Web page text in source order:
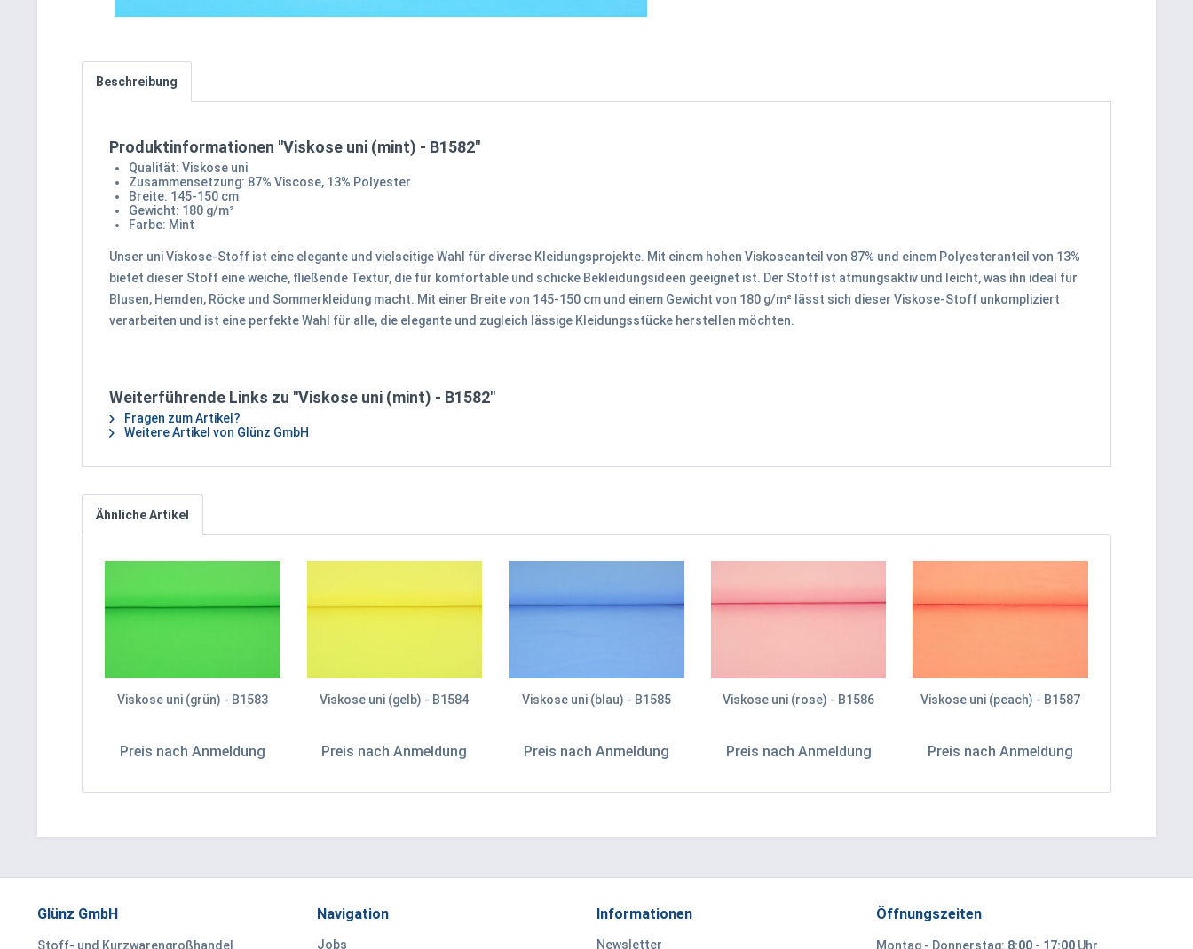
Beschreibung
Produktinformationen "Viskose uni (mint) - B1582"
Qualität: Viskose uni
Zusammensetzung: 87% Viscose, 13% Polyester
Breite: 145-150 cm
Gewicht: 180 g/m²
Farbe: Mint
Unser uni Viskose-Stoff ist eine elegante und vielseitige Wahl für diverse Kleidungsprojekte. Mit einem hohen Viskoseanteil von 87% und einem Polyesteranteil von 13%
bietet dieser Stoff eine weiche, fließende Textur, die für komfortable und schicke Bekleidungsideen geeignet ist. Der Stoff ist atmungsaktiv und leicht, was ihn ideal für
Blusen, Hemden, Röcke und Sommerkleidung macht. Mit einer Breite von 145-150 cm und einem Gewicht von 180 g/m² lässt sich dieser Viskose-Stoff unkompliziert
verarbeiten und ist eine perfekte Wahl für alle, die elegante und zugleich lässige Kleidungsstücke herstellen möchten.
Weiterführende Links zu "Viskose uni (mint) - B1582"
Fragen zum Artikel?
Weitere Artikel von Glünz GmbH
Ähnliche Artikel
Viskose uni (grün) - B1583
Preis nach Anmeldung
Viskose uni (gelb) - B1584
Preis nach Anmeldung
Viskose uni (blau) - B1585
Preis nach Anmeldung
Viskose uni (rose) - B1586
Preis nach Anmeldung
Viskose uni (peach) - B1587
Preis nach Anmeldung
Glünz GmbH
Stoff- und Kurzwarengroßhandel
Navigation
Jobs
Informationen
Newsletter
Öffnungszeiten
Montag - Donnerstag: 8:00 - 17:00 Uhr